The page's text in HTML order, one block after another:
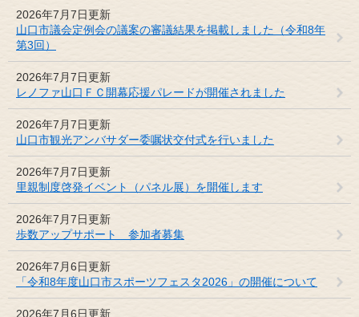
2026年7月7日更新
山口市議会定例会の議案の審議結果を掲載しました（令和8年
第3回）
2026年7月7日更新
レノファ山口ＦＣ開幕応援パレードが開催されました
2026年7月7日更新
山口市観光アンバサダー委嘱状交付式を行いました
2026年7月7日更新
里親制度啓発イベント（パネル展）を開催します
2026年7月7日更新
歩数アップサポート 参加者募集
2026年7月6日更新
「令和8年度山口市スポーツフェスタ2026」の開催について
2026年7月6日更新